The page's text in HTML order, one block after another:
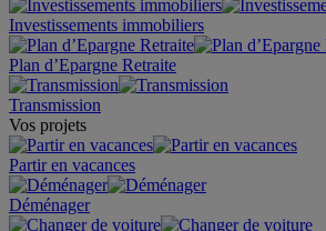
Investissements immobiliers
Plan d’Epargne Retraite
Transmission
Vos projets
Partir en vacances
Déménager